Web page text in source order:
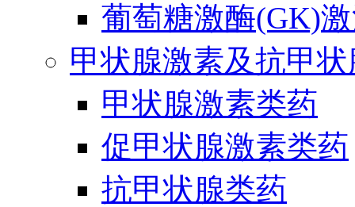
葡萄糖激酶(GK)
甲状腺激素及抗甲
甲状腺激素类药
促甲状腺激素类药
抗甲状腺类药